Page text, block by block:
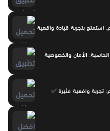
استمتع بتجربة قيادة واقعية
الأمان والخصوصية
تجربة واقعية مثيرة ✅